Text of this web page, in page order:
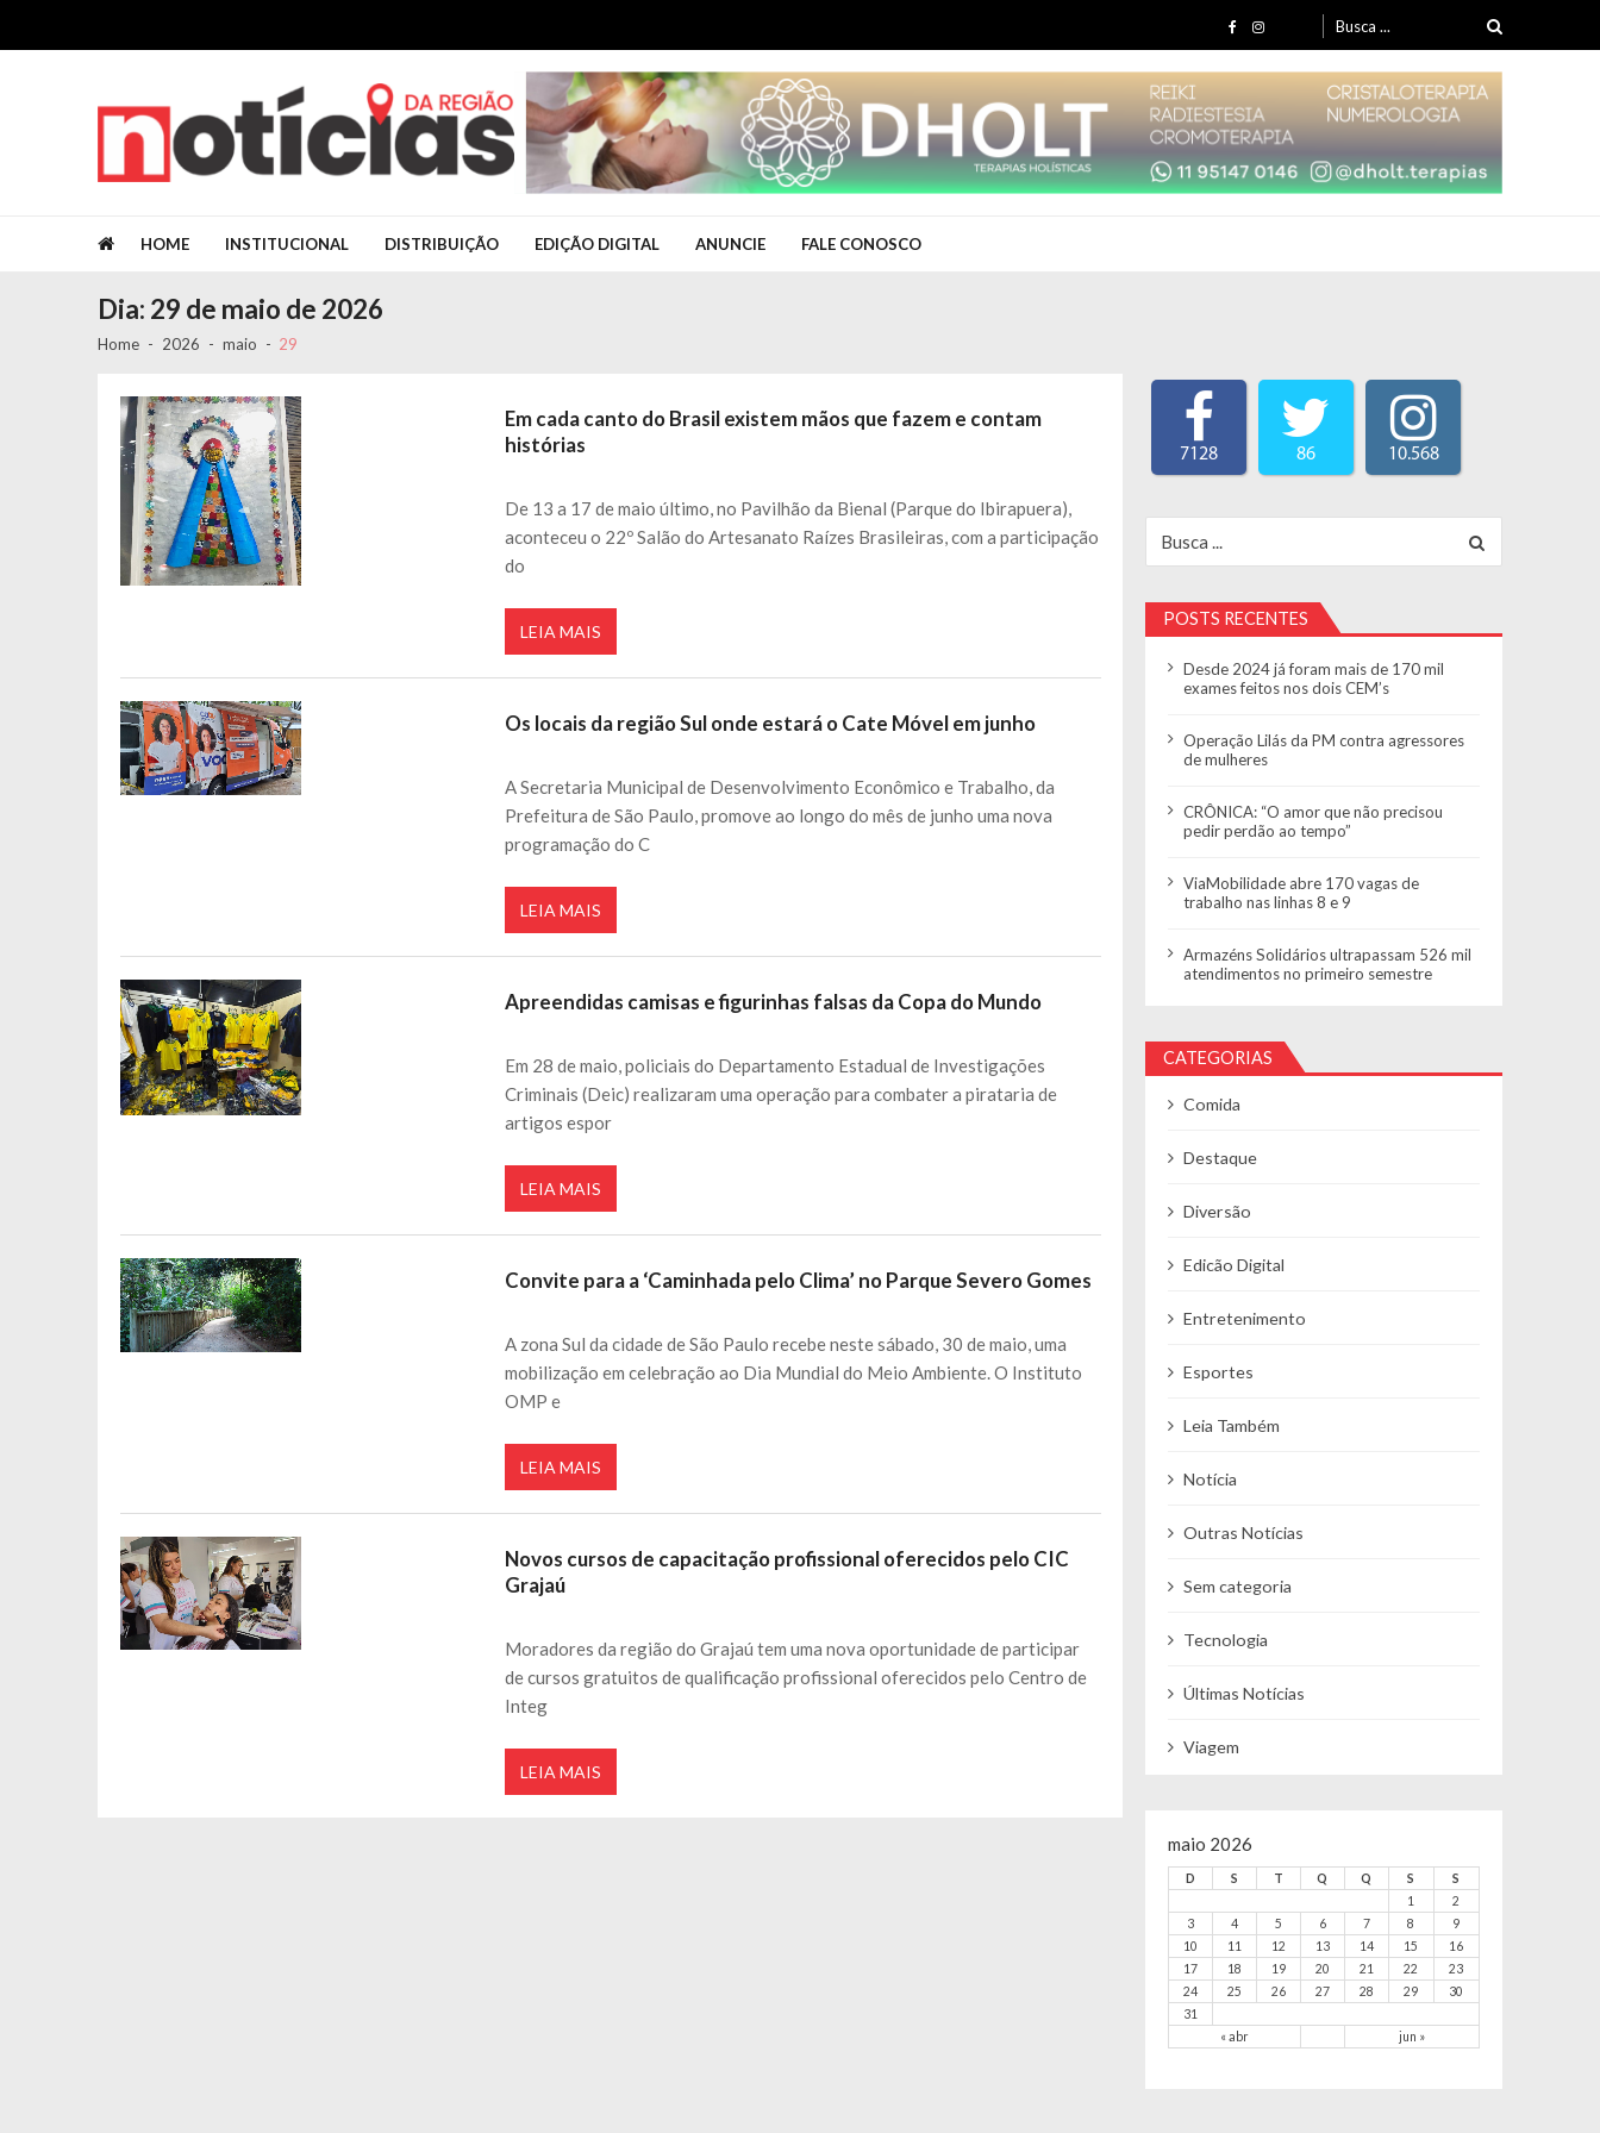
Search for:
HOME INSTITUCIONAL DISTRIBUIÇÃO EDIÇÃO DIGITAL ANUNCIE FALE CONOSCO
Dia: 29 de maio de 2026
Home 2026 maio 29
Em cada canto do Brasil existem mãos que fazem e contam
histórias
De 13 a 17 de maio último, no Pavilhão da Bienal (Parque do Ibirapuera),
aconteceu o 22º Salão do Artesanato Raízes Brasileiras, com a participação
do
LEIA MAIS
Os locais da região Sul onde estará o Cate Móvel em junho
A Secretaria Municipal de Desenvolvimento Econômico e Trabalho, da
Prefeitura de São Paulo, promove ao longo do mês de junho uma nova
programação do C
LEIA MAIS
Apreendidas camisas e figurinhas falsas da Copa do Mundo
Em 28 de maio, policiais do Departamento Estadual de Investigações
Criminais (Deic) realizaram uma operação para combater a pirataria de
artigos espor
LEIA MAIS
Convite para a ‘Caminhada pelo Clima’ no Parque Severo Gomes
A zona Sul da cidade de São Paulo recebe neste sábado, 30 de maio, uma
mobilização em celebração ao Dia Mundial do Meio Ambiente. O Instituto
OMP e
LEIA MAIS
Novos cursos de capacitação profissional oferecidos pelo CIC
Grajaú
Moradores da região do Grajaú tem uma nova oportunidade de participar
de cursos gratuitos de qualificação profissional oferecidos pelo Centro de
Integ
LEIA MAIS
7128 86 10.568
POSTS RECENTES
Desde 2024 já foram mais de 170 mil
exames feitos nos dois CEM’s
Operação Lilás da PM contra agressores
de mulheres
CRÔNICA: “O amor que não precisou
pedir perdão ao tempo”
ViaMobilidade abre 170 vagas de
trabalho nas linhas 8 e 9
Armazéns Solidários ultrapassam 526 mil
atendimentos no primeiro semestre
CATEGORIAS
Comida
Destaque
Diversão
Edicão Digital
Entretenimento
Esportes
Leia Também
Notícia
Outras Notícias
Sem categoria
Tecnologia
Últimas Notícias
Viagem
maio 2026
D S T Q Q S S
« abr jun »
1
2
3
4 5 6 7 8
9
10
11 12 13 14 15
16
17
18 19 20 21 22
23
24
25 26 27 28 29
30
31